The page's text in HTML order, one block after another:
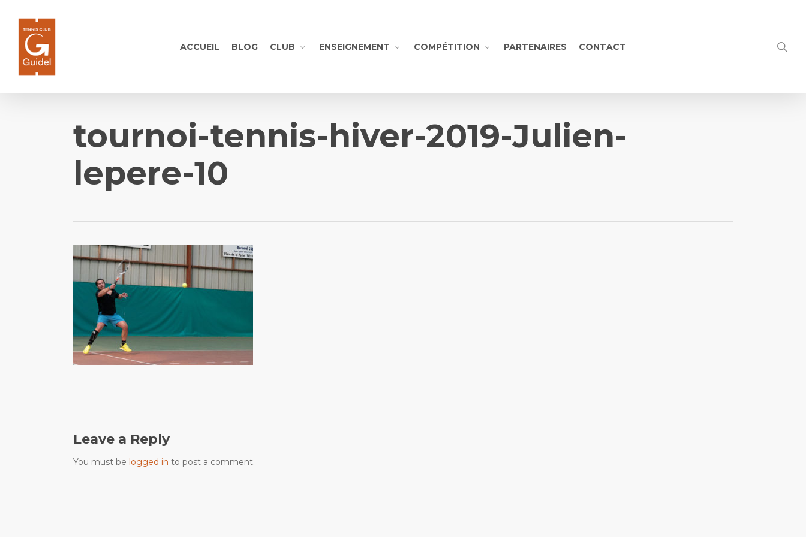
content
ACCUEIL BLOG CLUB ENSEIGNEMENT COMPÉTITION PARTENAIRES CONTACT
tournoi-tennis-hiver-2019-Julien-
lepere-10
Leave a Reply
You must be logged in to post a comment.